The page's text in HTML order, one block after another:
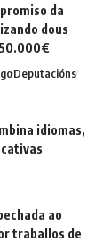
da
dous
Deputacións
idiomas,
ao
traballos de